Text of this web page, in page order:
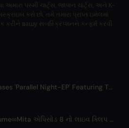
પસ્મી ચાર્ટ્સ, જાપાન ચાર્ટ્સ, અને K-
કરો છો. તમે તમારા પ્રાપ્ત ઇમેલમાં
કરીને вашу સબસ્ક્રિપ્શનને કન્ફર્મ કરવી
BILLY BOO Releases 'Parallel Night-EP' Featuring TV Drama Theme Song
BanG Dream! Yume∞Mita એપિસોડ 8 નો લાઇવ ક્લિપ પ્રકાશિત થયો